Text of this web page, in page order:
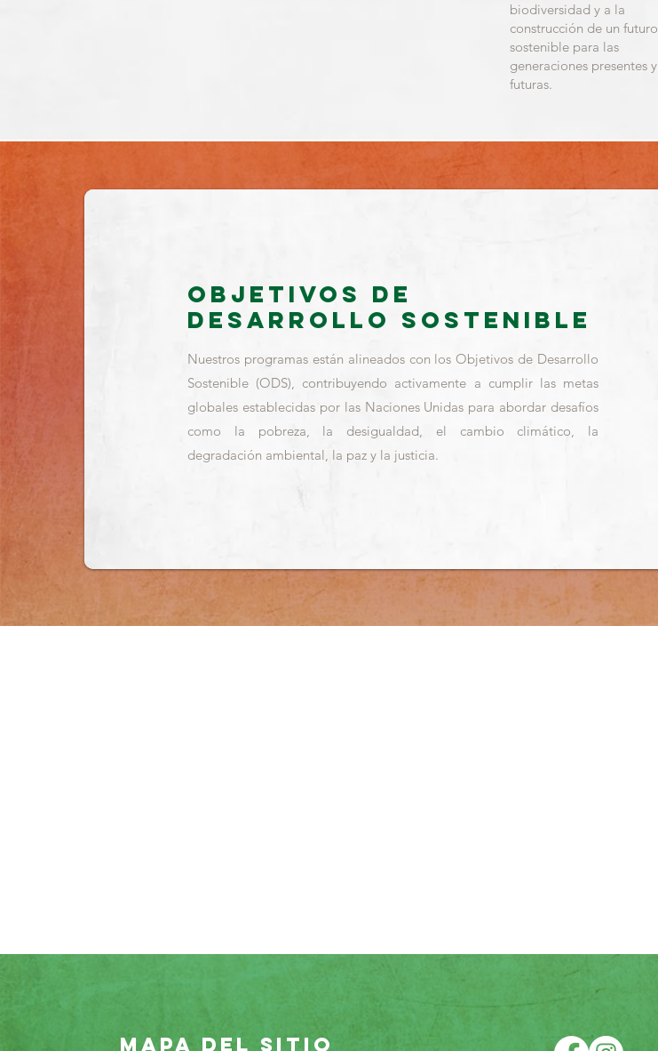
biodiversidad y a la
construcción de un futuro
sostenible para las
generaciones presentes y
futuras.
Objetivos de
desarrollo Sostenible
Nuestros programas están alineados con los Objetivos de Desarrollo
Sostenible (ODS), contribuyendo activamente a cumplir las metas
globales establecidas por las Naciones Unidas para abordar desafíos
como la pobreza, la desigualdad, el cambio climático, la
degradación ambiental, la paz y la justicia.
MAPA DEL SITIO